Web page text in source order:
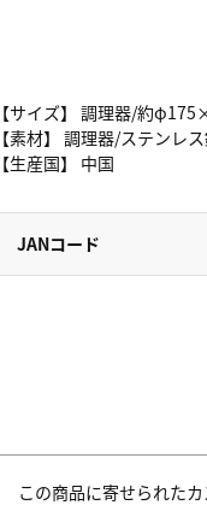
【サイズ】 調理器/約
【素材】 調理器/ステンレ
【生産国】 中国
JANコード
この商品に寄せられた